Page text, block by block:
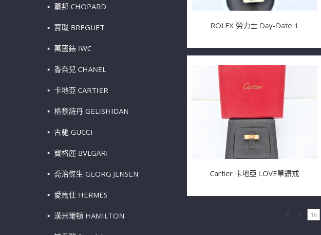
蕭邦 CHOPARD
寶璣 BREGUET
萬國錶 IWC
香奈兒 CHANEL
卡地亞 CARTIER
格黎詩丹 GELISHIDAN
古馳 GUCCI
寶格麗 BVLGARI
喬治傑生 GEORG JENSEN
愛馬仕 HERMES
漢米爾頓 HAMILTON
ROLEX 勞力士 Day-Date 1
Cartier 卡地亞 LOVE單鑽戒
16